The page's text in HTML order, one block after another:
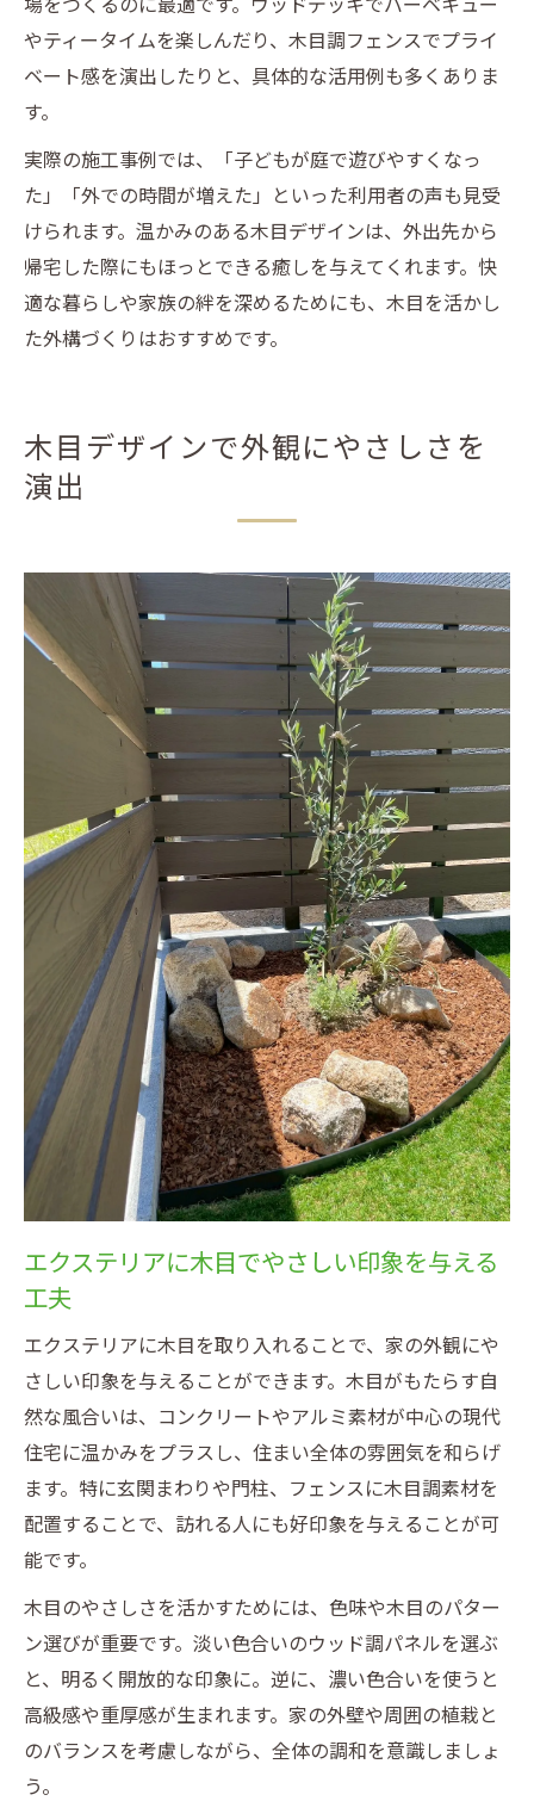
場をつくるのに最適です。ウッドデッキでバーベキュー
やティータイムを楽しんだり、木目調フェンスでプライ
ベート感を演出したりと、具体的な活用例も多くありま
す。
実際の施工事例では、「子どもが庭で遊びやすくなっ
た」「外での時間が増えた」といった利用者の声も見受
けられます。温かみのある木目デザインは、外出先から
帰宅した際にもほっとできる癒しを与えてくれます。快
適な暮らしや家族の絆を深めるためにも、木目を活かし
た外構づくりはおすすめです。
木目デザインで外観にやさしさを
演出
エクステリアに木目でやさしい印象を与える
工夫
エクステリアに木目を取り入れることで、家の外観にや
さしい印象を与えることができます。木目がもたらす自
然な風合いは、コンクリートやアルミ素材が中心の現代
住宅に温かみをプラスし、住まい全体の雰囲気を和らげ
ます。特に玄関まわりや門柱、フェンスに木目調素材を
配置することで、訪れる人にも好印象を与えることが可
能です。
木目のやさしさを活かすためには、色味や木目のパター
ン選びが重要です。淡い色合いのウッド調パネルを選ぶ
と、明るく開放的な印象に。逆に、濃い色合いを使うと
高級感や重厚感が生まれます。家の外壁や周囲の植栽と
のバランスを考慮しながら、全体の調和を意識しましょ
う。